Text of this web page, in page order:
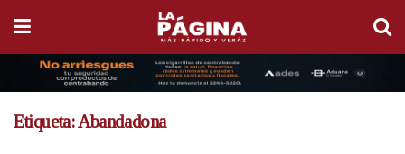
Etiqueta:Abandadona